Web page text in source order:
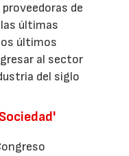
de
últimas
últimos
al sector
del siglo